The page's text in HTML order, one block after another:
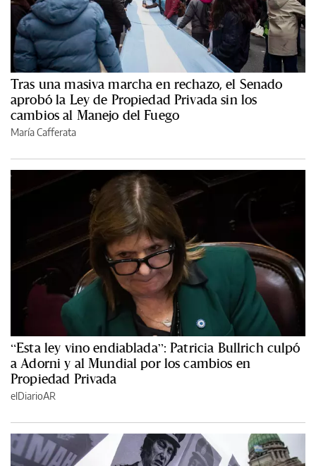
Tras una masiva marcha en rechazo, el Senado
aprobó la Ley de Propiedad Privada sin los
cambios al Manejo del Fuego
María Cafferata
“Esta ley vino endiablada”: Patricia Bullrich culpó
a Adorni y al Mundial por los cambios en
Propiedad Privada
elDiarioAR